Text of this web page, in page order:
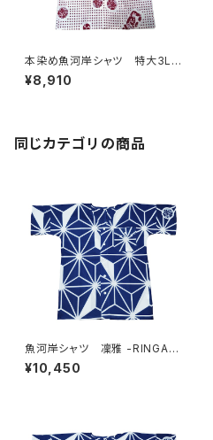
本染め魚河岸シャツ 特大3Lサ
イズ 認定証付き 木綿晒 伝
統豆絞り柄 巴紋 白×えん
津 浜通り 港町 祭り
¥8,910
同じカテゴリの商品
魚河岸シャツ 凜雅 -RINGA-
プレミアムシリーズ① 麻かざぐ
るま LLサイズ 認定証付き
¥10,450